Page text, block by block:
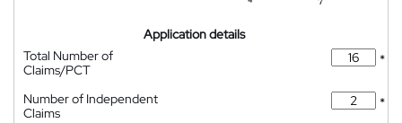
Application details
Total Number of
Claims/PCT
*
Number of Independent
Claims
*